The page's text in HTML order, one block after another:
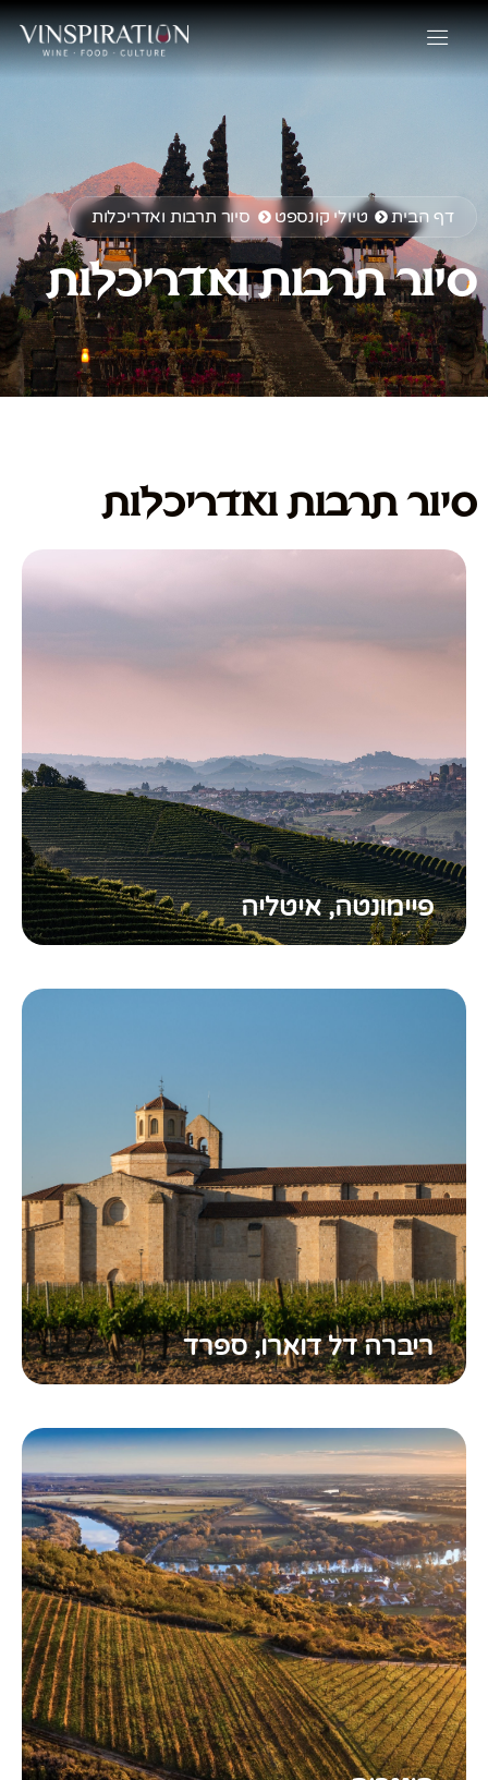
דף הבית טיולי קונספט סיור תרבות ואדריכלות
סיור תרבות ואדריכלות
סיור תרבות ואדריכלות
פיימונטה, איטליה
ריברה דל דוארו, ספרד